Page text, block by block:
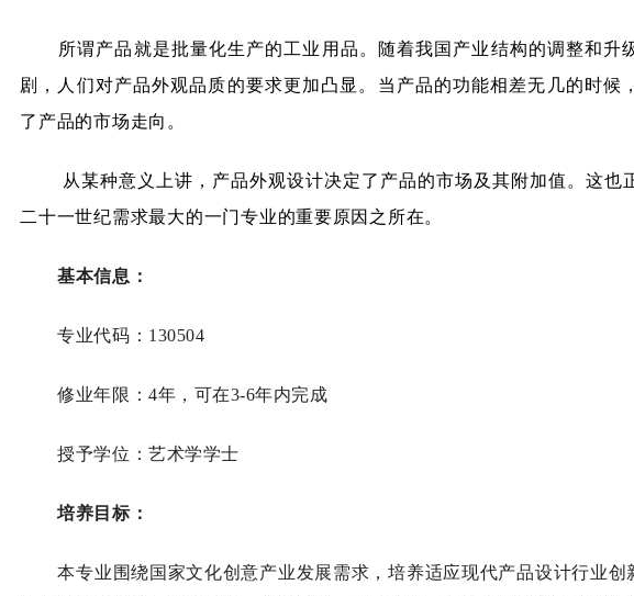
所谓产品就是批量化生产的工业用品。随着我国产业结构的调整和升
剧，人们对产品外观品质的要求更加凸显。当产品的功能相差无几的时候
了产品的市场走向。
从某种意义上讲，产品外观设计决定了产品的市场及其附加值。这也
二十一世纪需求最大的一门专业的重要原因之所在。
基本信息：
专业代码： 130504
修业年限：4年，可在3-6年内完成
授予学位：艺术学学士
培养目标：
本专业围绕国家文化创意产业发展需求，培养适应现代产品设计行业创